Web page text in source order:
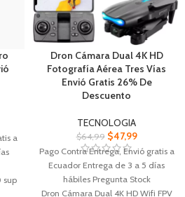
a
sup
Dron Cámara Dual 4K HD
Fotografía Aérea Tres Vías
Envió Gratis 26% De
Descuento
TECNOLOGIA
$64,99 $47,99
Pago Contra Entrega, Envió gratis a
Ecuador Entrega de 3 a 5 días
hábiles Pregunta Stock
Dron Cámara Dual 4K HD Wifi FPV